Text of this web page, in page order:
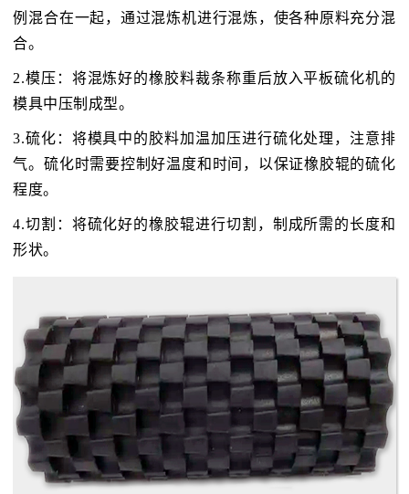
例混合在一起，通过混炼机进行混炼，使各种原料充分混
合。
2.模压：将混炼好的橡胶料裁条称重后放入平板硫化机的
模具中压制成型。
3.硫化：将模具中的胶料加温加压进行硫化处理，注意排
气。硫化时需要控制好温度和时间，以保证橡胶辊的硫化
程度。
4.切割：将硫化好的橡胶辊进行切割，制成所需的长度和
形状。